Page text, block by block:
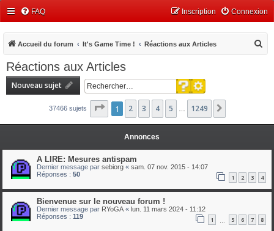
FAQ Connexion
Inscription
Accueil du forum It's Game Time ! Réactions aux Articles
r
Réactions aux Articles
Nouveau sujet
Rechercher
Recherche avancée
37466 sujets Page sur1249
1 2 3 4 5 1249
Annonces
A LIRE: Mesures antispam
Dernier message par sebiorg « sam. 07 nov. 2015 - 14:07
Réponses : 50 1 2 3 4
Bienvenue sur le nouveau forum !
Dernier message par RYoGA « lun. 11 mars 2024 - 11:12
Réponses : 119 1 … 5 6 7 8